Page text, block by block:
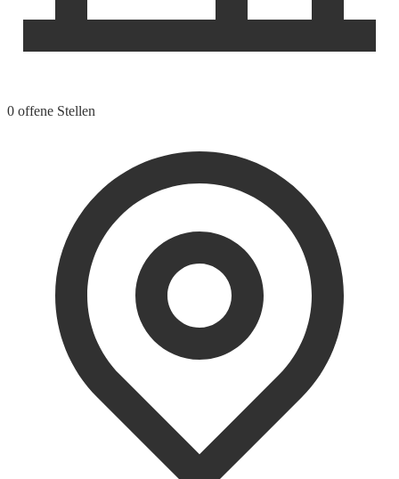
0 offene Stellen